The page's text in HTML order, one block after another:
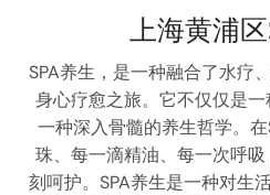
上海黄浦区
SPA养生，是一种融合了水疗
身心疗愈之旅。它不仅仅是
一种深入骨髓的养生哲学。
珠、每一滴精油、每一次呼
刻呵护。SPA养生是一种对生